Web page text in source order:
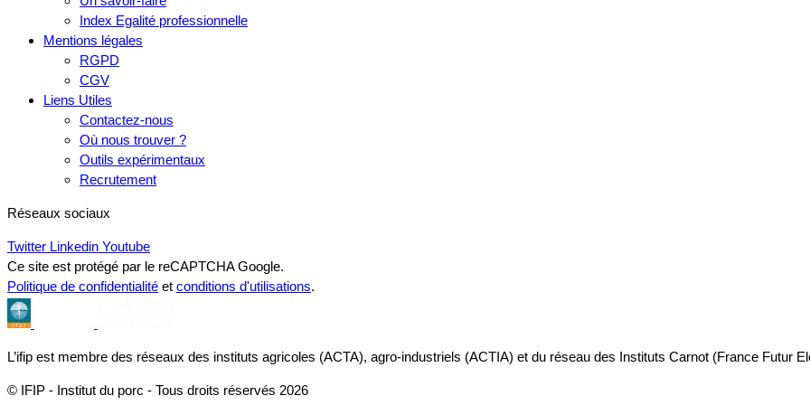
Index Egalité professionnelle
Mentions légales
RGPD
CGV
Liens Utiles
Contactez-nous
Où nous trouver ?
Outils expérimentaux
Recrutement
Réseaux sociaux
Twitter Linkedin Youtube
Ce site est protégé par le reCAPTCHA Google.
Politique de confidentialité et conditions d'utilisations.
L’ifip est membre des réseaux des instituts agricoles (ACTA), agro-industriels (ACTIA) et du réseau des Instituts Carnot (France Futur
© IFIP - Institut du porc - Tous droits réservés 2026